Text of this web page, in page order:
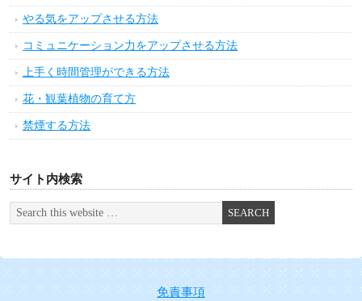
やる気をアップさせる方法
コミュニケーション力をアップさせる方法
上手く時間管理ができる方法
花・観葉植物の育て方
禁煙する方法
サイト内検索
免責事項